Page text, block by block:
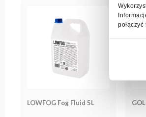
LOWFOG Fog Fluid 5L